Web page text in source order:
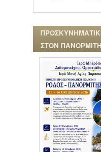
ΣΤΟΝ ΠΑΝΟΡΜΙΤΗ